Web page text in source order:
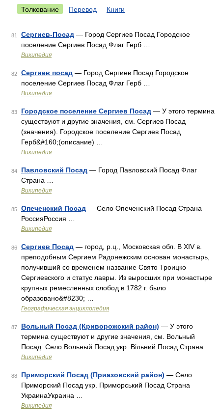
Толкование Перевод Книги
81 Сергиев-Посад — Город Сергиев Посад Городское
поселение Сергиев Посад Флаг Герб …
Википедия
82 Сергиев посад — Город Сергиев Посад Городское
поселение Сергиев Посад Флаг Герб …
Википедия
83 Городское поселение Сергиев Посад — У этого термина
существуют и другие значения, см. Сергиев Посад
(значения). Городское поселение Сергиев Посад
Герб&#160;(описание) …
Википедия
84 Павловский Посад — Город Павловский Посад Флаг
Страна …
Википедия
85 Опеченский Посад — Село Опеченский Посад Страна
РоссияРоссия …
Википедия
86 Сергиев Посад — город, р.ц., Московская обл. В XIV в.
преподобным Сергием Радонежским основан монастырь,
получивший со временем название Свято Троицко
Сергиевского и статус лавры. Из выросших при монастыре
крупных ремесленных слобод в 1782 г. было
образовано&#8230; …
Географическая энциклопедия
87 Вольный Посад (Криворожский район) — У этого
термина существуют и другие значения, см. Вольный
Посад. Село Вольный Посад укр. Вільний Посад Страна …
Википедия
88 Приморский Посад (Приазовский район) — Село
Приморский Посад укр. Приморський Посад Страна
УкраинаУкраина …
Википедия